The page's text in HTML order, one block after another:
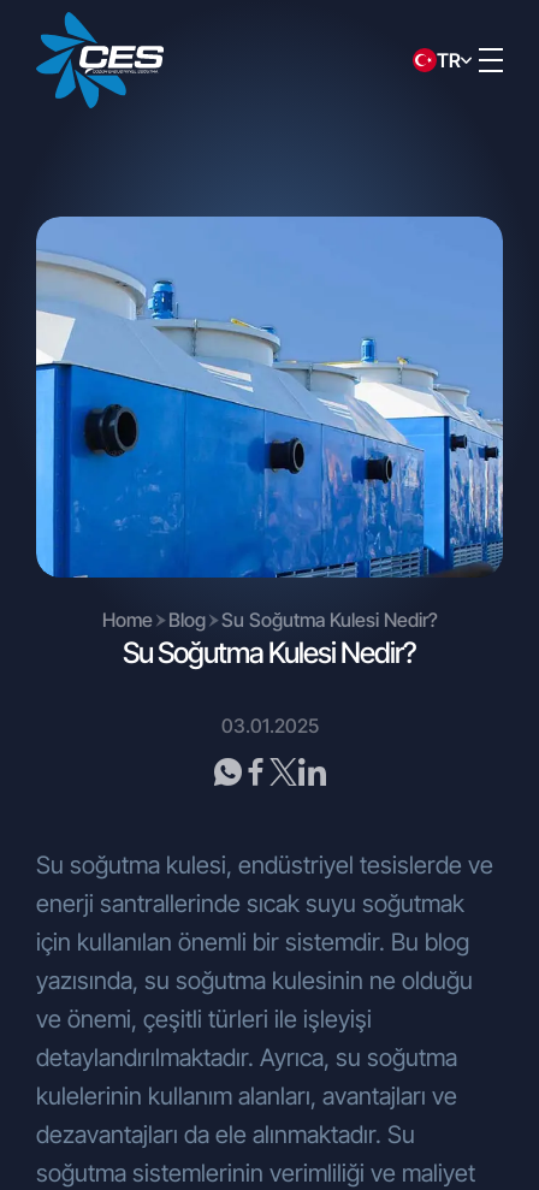
TR
Home Blog Su Soğutma Kulesi Nedir?
Su Soğutma Kulesi Nedir?
03.01.2025
Su soğutma kulesi, endüstriyel tesislerde ve
enerji santrallerinde sıcak suyu soğutmak
için kullanılan önemli bir sistemdir. Bu blog
yazısında, su soğutma kulesinin ne olduğu
ve önemi, çeşitli türleri ile işleyişi
detaylandırılmaktadır. Ayrıca, su soğutma
kulelerinin kullanım alanları, avantajları ve
dezavantajları da ele alınmaktadır. Su
soğutma sistemlerinin verimliliği ve maliyet
KVKK Aydınlatma Metni
sayılı Kişisel Verilerin Korunması Kanunu
kişisel verilerinizin toplanması, işlenmesi,
aktarılması ve haklarınız hakkında sizleri
bilgilendirmek amacıyla hazırlanmıştır.
Kişisel Verilerin Toplanma Yöntemi
ve Hukuki Sebebi
Kişisel verileriniz, Şirketimiz tarafından
sunulan ürün ve hizmetlerin belirlenen
yasal çerçevede eksiksiz ve doğru bir
şekilde sunulabilmesi ve Şirketimizin
sözleşme ve yasadan doğan
yükümlülüklerini yerine getirebilmesi
elektronik ortamda toplanmaktadır.
Bu hukuki sebeple toplanan kişisel
belirtilen kişisel veri işleme şartları ve
amaçları kapsamında, işbu metnin (2) ve
(3) numaralı maddelerinde belirtilen
Kişisel verileriniz, Şirketimiz tarafından
verilen hizmet, ürün ya da ticari faaliyete
bağlı olarak değişkenlik gösterebilmekle
yöntemlerle, ofisler, bayiler, internet sitesi,
sosyal medya mecraları ve benzeri
vasıtalarla sözlü, yazılı ya da elektronik
olarak toplanabilecektir. Şirketimizin ürün
ve hizmetlerinden yararlandığınız
müddetçe kişisel verileriniz oluşturularak
ve güncellenerek işlenebilecektir.